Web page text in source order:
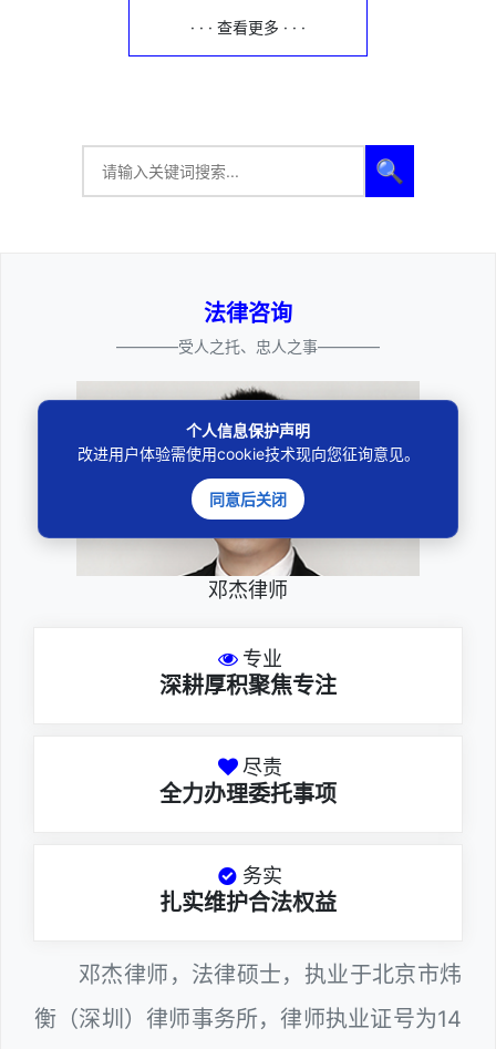
· · · 查看更多 · · ·
🔍
法律咨询
————受人之托、忠人之事————
邓杰律师
专业
深耕厚积聚焦专注
尽责
全力办理委托事项
务实
扎实维护合法权益
邓杰律师，法律硕士，执业于北京市炜
衡（深圳）律师事务所，律师执业证号为14
个人信息保护声明
改进用户体验需使用cookie技术现向您征询意见。
同意后关闭